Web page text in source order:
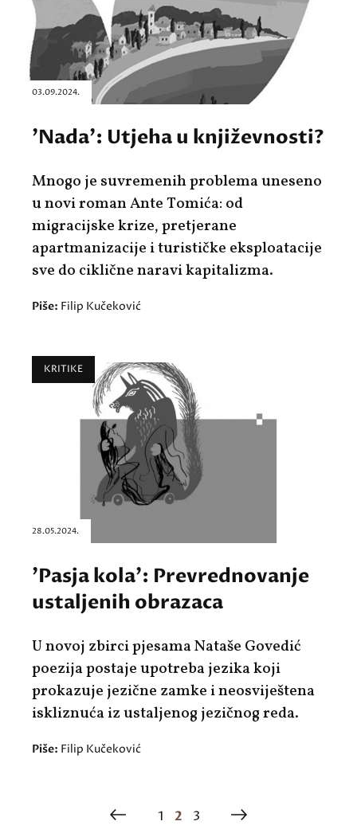
03.09.2024.
'Nada': Utjeha u književnosti?
Mnogo je suvremenih problema uneseno
u novi roman Ante Tomića: od
migracijske krize, pretjerane
apartmanizacije i turističke eksploatacije
sve do ciklične naravi kapitalizma.
Piše: Filip Kučeković
KRITIKE
28.05.2024.
'Pasja kola': Prevrednovanje
ustaljenih obrazaca
U novoj zbirci pjesama Nataše Govedić
poezija postaje upotreba jezika koji
prokazuje jezične zamke i neosviještena
iskliznuća iz ustaljenog jezičnog reda.
Piše: Filip Kučeković
1 2 3